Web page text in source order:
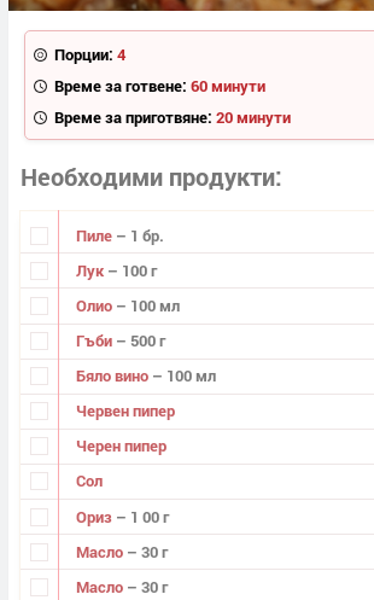
Порции: 4
Време за готвене: 60 минути
Време за приготвяне: 20 минути
Необходими продукти
Пиле – 1 бр.
Лук – 100 г
Олио – 100 мл
Гъби – 500 г
Бяло вино – 100 мл
Червен пипер
Черен пипер
Сол
Ориз – 1 00 г
Масло – 30 г
Масло – 30 г